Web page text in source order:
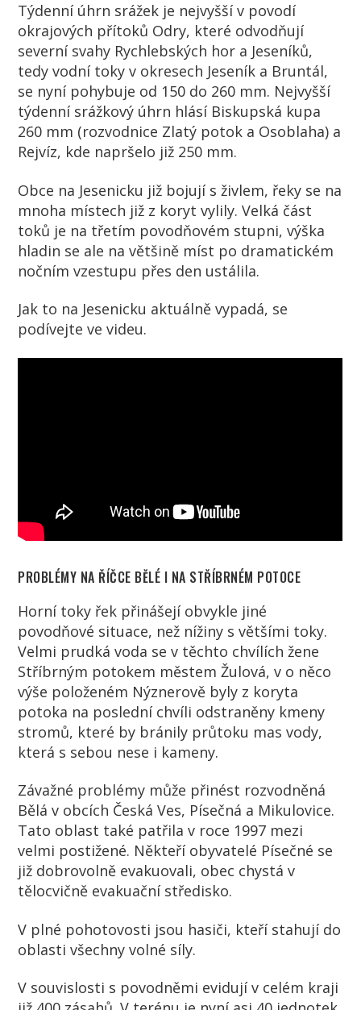
Týdenní úhrn srážek je nejvyšší v povodí
okrajových přítoků Odry, které odvodňují
severní svahy Rychlebských hor a Jeseníků,
tedy vodní toky v okresech Jeseník a Bruntál,
se nyní pohybuje od 150 do 260 mm. Nejvyšší
týdenní srážkový úhrn hlásí Biskupská kupa
260 mm (rozvodnice Zlatý potok a Osoblaha) a
Rejvíz, kde napršelo již 250 mm.
Obce na Jesenicku již bojují s živlem, řeky se na
mnoha místech již z koryt vylily. Velká část
toků je na třetím povodňovém stupni, výška
hladin se ale na většině míst po dramatickém
nočním vzestupu přes den ustálila.
Jak to na Jesenicku aktuálně vypadá, se
podívejte ve videu.
PROBLÉMY NA ŘÍČCE BĚLÉ I NA STŘÍBRNÉM POTOCE
Horní toky řek přinášejí obvykle jiné
povodňové situace, než nížiny s většími toky.
Velmi prudká voda se v těchto chvílích žene
Stříbrným potokem městem Žulová, v o něco
výše položeném Nýznerově byly z koryta
potoka na poslední chvíli odstraněny kmeny
stromů, které by bránily průtoku mas vody,
která s sebou nese i kameny.
Závažné problémy může přinést rozvodněná
Bělá v obcích Česká Ves, Písečná a Mikulovice.
Tato oblast také patřila v roce 1997 mezi
velmi postižené. Někteří obyvatelé Písečné se
již dobrovolně evakuovali, obec chystá v
tělocvičně evakuační středisko.
V plné pohotovosti jsou hasiči, kteří stahují do
oblasti všechny volné síly.
V souvislosti s povodněmi evidují v celém kraji